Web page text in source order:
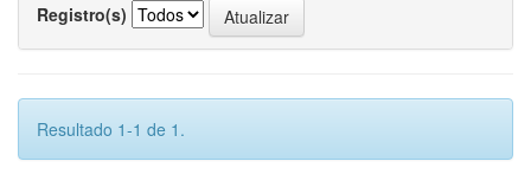
Registro(s)
Resultado 1-1 de 1.